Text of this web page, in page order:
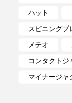
ハット
スピニングプ
メテオ
コンタクトジ
マイナージャ